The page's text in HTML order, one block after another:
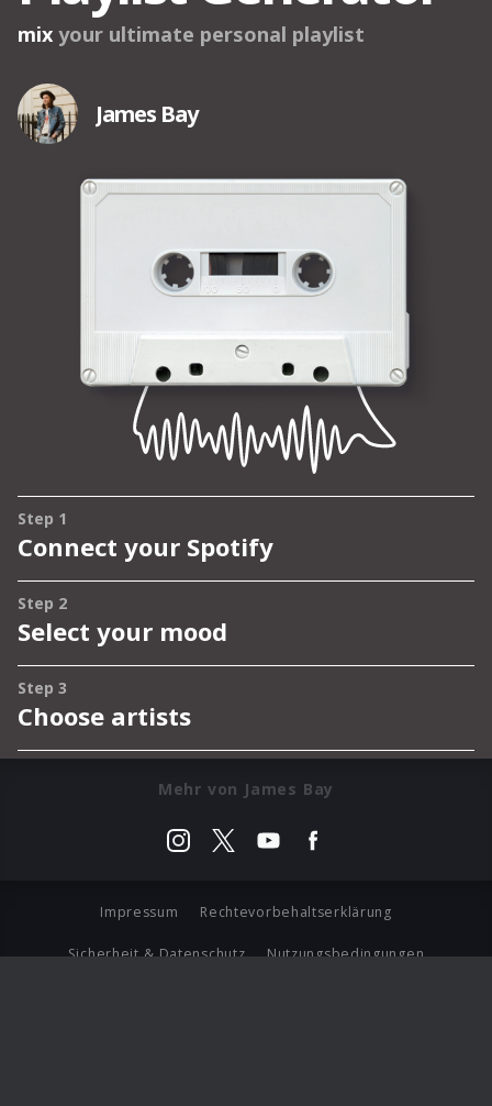
Mehr von James Bay
Impressum Rechtevorbehaltserklärung
Sicherheit & Datenschutz Nutzungsbedingungen